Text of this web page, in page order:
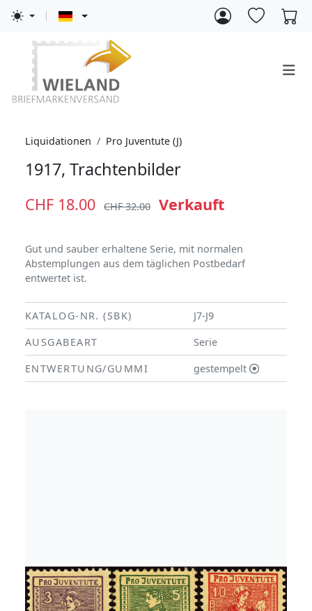
Liquidationen Pro Juventute (J)
1917, Trachtenbilder
CHF 18.00 CHF 32.00 Verkauft
Gut und sauber erhaltene Serie, mit normalen
Abstemplungen aus dem täglichen Postbedarf
entwertet ist.
KATALOG-NR. (SBK)
J7-J9
AUSGABEART
Serie
ENTWERTUNG/GUMMI
gestempelt